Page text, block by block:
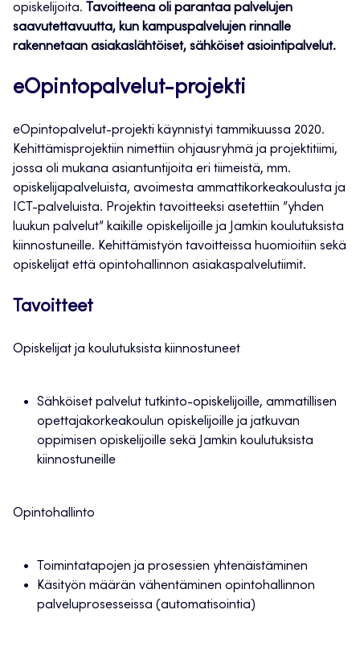
opiskelijoita. Tavoitteena oli parantaa palvelujen
saavutettavuutta, kun kampuspalvelujen rinnalle
rakennetaan asiakaslähtöiset, sähköiset asiointipalvelut.
eOpintopalvelut-projekti
eOpintopalvelut-projekti käynnistyi tammikuussa 2020.
Kehittämisprojektiin nimettiin ohjausryhmä ja projektitiimi,
jossa oli mukana asiantuntijoita eri tiimeistä, mm.
opiskelijapalveluista, avoimesta ammattikorkeakoulusta ja
ICT-palveluista. Projektin tavoitteeksi asetettiin ”yhden
luukun palvelut” kaikille opiskelijoille ja Jamkin koulutuksista
kiinnostuneille. Kehittämistyön tavoitteissa huomioitiin sekä
opiskelijat että opintohallinnon asiakaspalvelutiimit.
Tavoitteet
Opiskelijat ja koulutuksista kiinnostuneet
Sähköiset palvelut tutkinto-opiskelijoille, ammatillisen
opettajakorkeakoulun opiskelijoille ja jatkuvan
oppimisen opiskelijoille sekä Jamkin koulutuksista
kiinnostuneille
Opintohallinto
Toimintatapojen ja prosessien yhtenäistäminen
Käsityön määrän vähentäminen opintohallinnon
palveluprosesseissa (automatisointia)